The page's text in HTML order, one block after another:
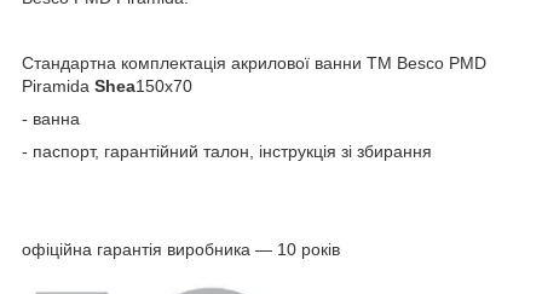
Стандартна комплектація акрилової ванни ТМ Besco PMD
Piramida Shea150х70
- ванна
- паспорт, гарантійний талон, інструкція зі збирання
офіційна гарантія виробника — 10 років